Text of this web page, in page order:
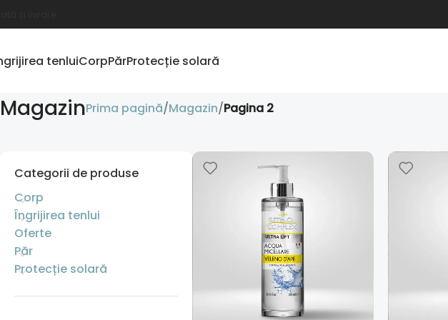
tenluiCorpPărProtecție solară
MagazinPrima pagină Magazin Pagina 2
Categorii de produse
Corp
Îngrijirea tenlui
Oferte
Păr
Protecție solară